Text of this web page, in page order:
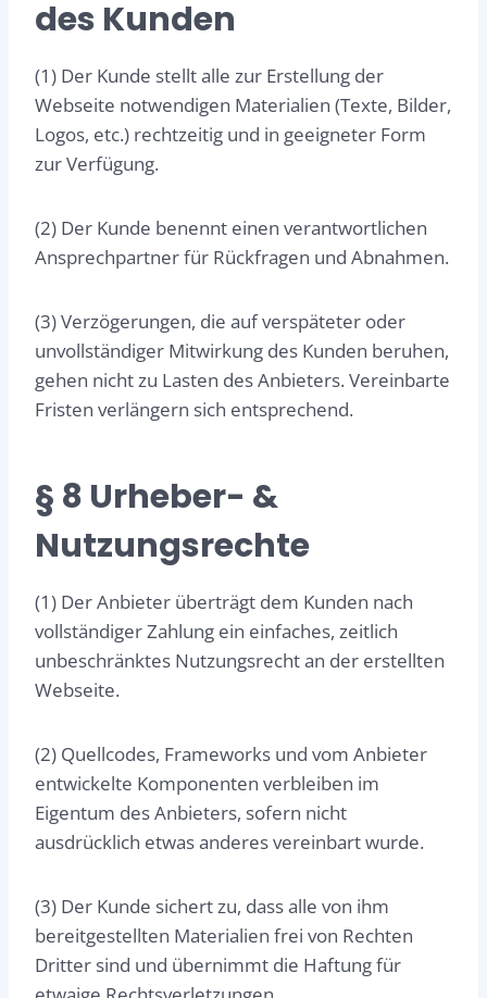
des Kunden
(1) Der Kunde stellt alle zur Erstellung der
Webseite notwendigen Materialien (Texte, Bilder,
Logos, etc.) rechtzeitig und in geeigneter Form
zur Verfügung.
(2) Der Kunde benennt einen verantwortlichen
Ansprechpartner für Rückfragen und Abnahmen.
(3) Verzögerungen, die auf verspäteter oder
unvollständiger Mitwirkung des Kunden beruhen,
gehen nicht zu Lasten des Anbieters. Vereinbarte
Fristen verlängern sich entsprechend.
§ 8 Urheber- &
Nutzungsrechte
(1) Der Anbieter überträgt dem Kunden nach
vollständiger Zahlung ein einfaches, zeitlich
unbeschränktes Nutzungsrecht an der erstellten
Webseite.
(2) Quellcodes, Frameworks und vom Anbieter
entwickelte Komponenten verbleiben im
Eigentum des Anbieters, sofern nicht
ausdrücklich etwas anderes vereinbart wurde.
(3) Der Kunde sichert zu, dass alle von ihm
bereitgestellten Materialien frei von Rechten
Dritter sind und übernimmt die Haftung für